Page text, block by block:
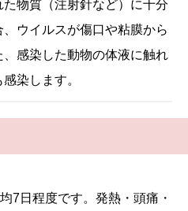
物質（注射針など）に十分
ウイルスが傷口や粘膜から
感染した動物の体液に触れ
染します。
7日程度です。発熱・頭痛・